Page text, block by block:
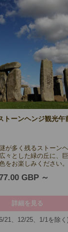
トーンヘンジ観光午
が多く残るストーン
々とした緑の丘に、
をお楽しみください。
GBP
詳細を見る
21、12/25、1/1を除く
10月を除く)